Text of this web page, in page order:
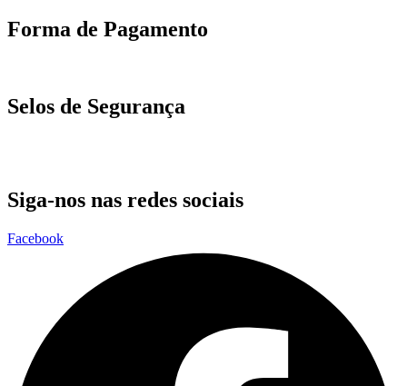
Forma de Pagamento
Selos de Segurança
Siga-nos nas redes sociais
Facebook